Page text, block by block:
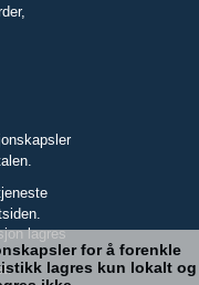
lagres
for å forenkle
lagres kun lokalt og